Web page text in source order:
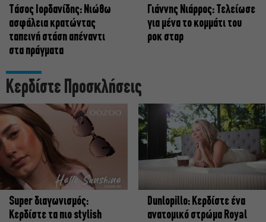
Tάσος Ιορδανίδης: Νιώθω
ασφάλεια κρατώντας
ταπεινή στάση απέναντι
στα πράγματα
Γιάννης Νιάρρος: Τελείωσε
για μένα το κομμάτι του
ροκ σταρ
Κερδίστε Προσκλήσεις
Super διαγωνισμός:
Κερδίστε τα πιο stylish
Dunlopillo: Κερδίστε ένα
ανατομικό στρώμα Royal